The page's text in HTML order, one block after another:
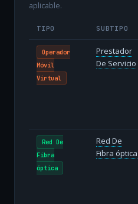
aplicable.
TIPO SUBTIPO
Operador
Móvil
Virtual
Prestador
De Servicio
Red De
Fibra
óptica
Red De
Fibra óptica